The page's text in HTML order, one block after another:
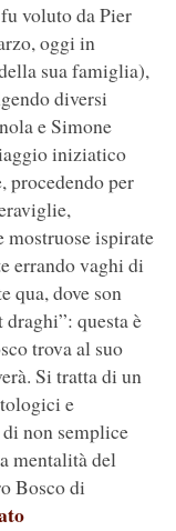
voluto da Pier
oggi in
sua famiglia),
diversi
e Simone
iniziatico
procedendo per
ispirate
errando vaghi di
qua, dove son
questa è
trova al suo
Si tratta di un
e
non semplice
mentalità del
Bosco di